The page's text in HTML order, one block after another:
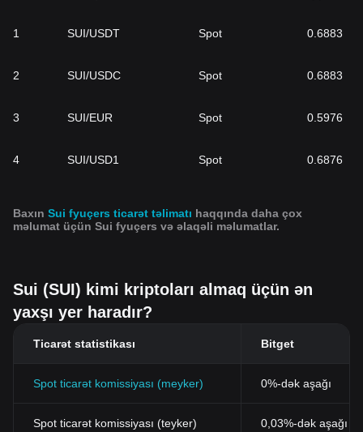
1 SUI/USDT Spot 0.6883
2 SUI/USDC Spot 0.6883
3 SUI/EUR Spot 0.5976
4 SUI/USD1 Spot 0.6876
Baxın Sui fyuçers ticarət təlimatı haqqında daha çox
məlumat üçün Sui fyuçers və əlaqəli məlumatlar.
Sui (SUI) kimi kriptoları almaq üçün ən
yaxşı yer haradır?
Ticarət statistikası Bitget
Spot ticarət komissiyası (meyker) 0%-dək aşağı
Spot ticarət komissiyası (teyker) 0,03%-dək aşağı